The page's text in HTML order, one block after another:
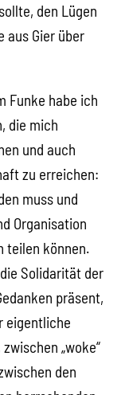
den Lügen
aus Gier über
Funke habe ich
die mich
und auch
zu erreichen:
muss und
Organisation
teilen können.
Solidarität der
präsent,
eigentliche
„woke“
den